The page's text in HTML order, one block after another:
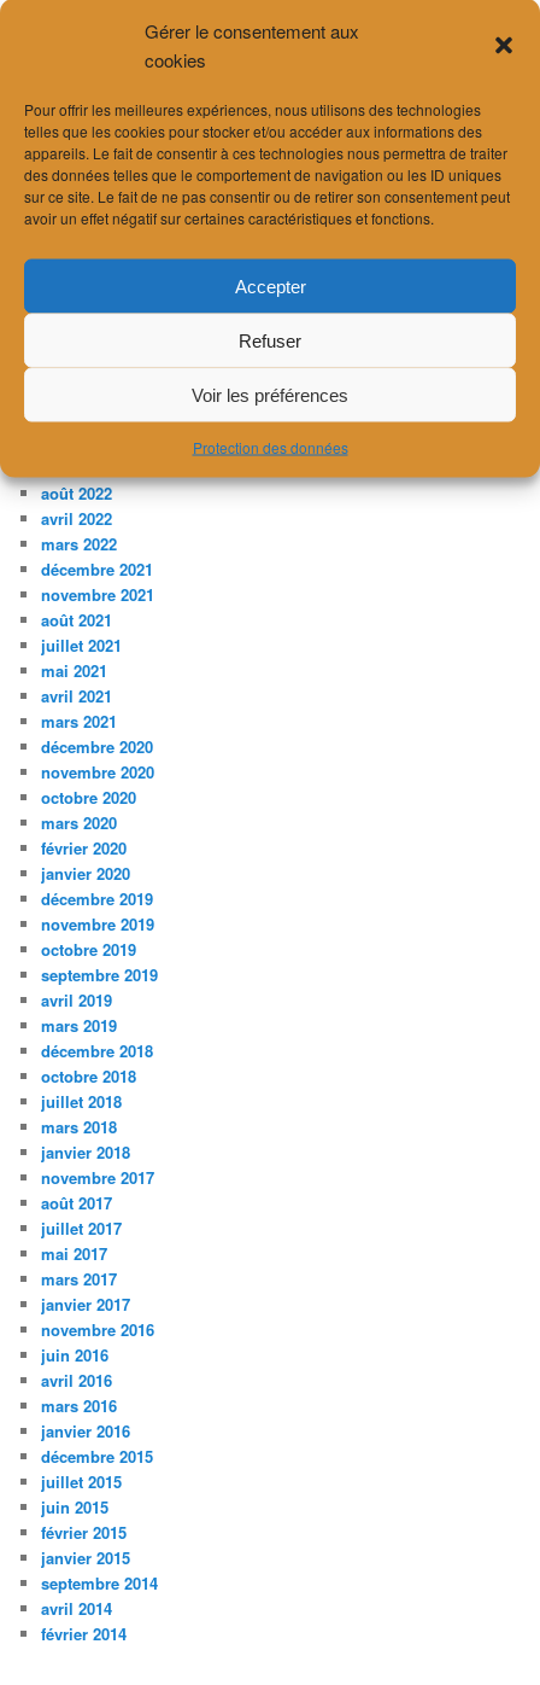
Gérer le consentement aux
cookies
Pour offrir les meilleures expériences, nous utilisons des technologies
telles que les cookies pour stocker et/ou accéder aux informations des
appareils. Le fait de consentir à ces technologies nous permettra de traiter
des données telles que le comportement de navigation ou les ID uniques
sur ce site. Le fait de ne pas consentir ou de retirer son consentement peut
avoir un effet négatif sur certaines caractéristiques et fonctions.
Accepter
Refuser
Voir les préférences
Protection des données
décembre 2024
novembre 2024
août 2024
juillet 2024
juin 2024
avril 2024
mars 2024
janvier 2024
novembre 2023
avril 2023
janvier 2023
août 2022
avril 2022
mars 2022
décembre 2021
novembre 2021
août 2021
juillet 2021
mai 2021
avril 2021
mars 2021
décembre 2020
novembre 2020
octobre 2020
mars 2020
février 2020
janvier 2020
décembre 2019
novembre 2019
octobre 2019
septembre 2019
avril 2019
mars 2019
décembre 2018
octobre 2018
juillet 2018
mars 2018
janvier 2018
novembre 2017
août 2017
juillet 2017
mai 2017
mars 2017
janvier 2017
novembre 2016
juin 2016
avril 2016
mars 2016
janvier 2016
décembre 2015
juillet 2015
juin 2015
février 2015
janvier 2015
septembre 2014
avril 2014
février 2014